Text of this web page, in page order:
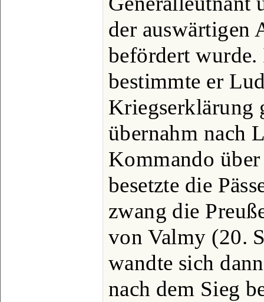
der auswärtigen
befördert
bestimmte er
Kriegserklärung
übernahm nach
Kommando
besetzte die
zwang die
von Valmy (20.
wandte sich
nach dem Sieg